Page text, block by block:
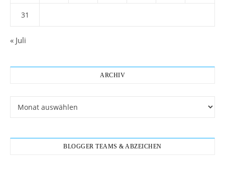
31
« Juli
ARCHIV
BLOGGER TEAMS & ABZEICHEN